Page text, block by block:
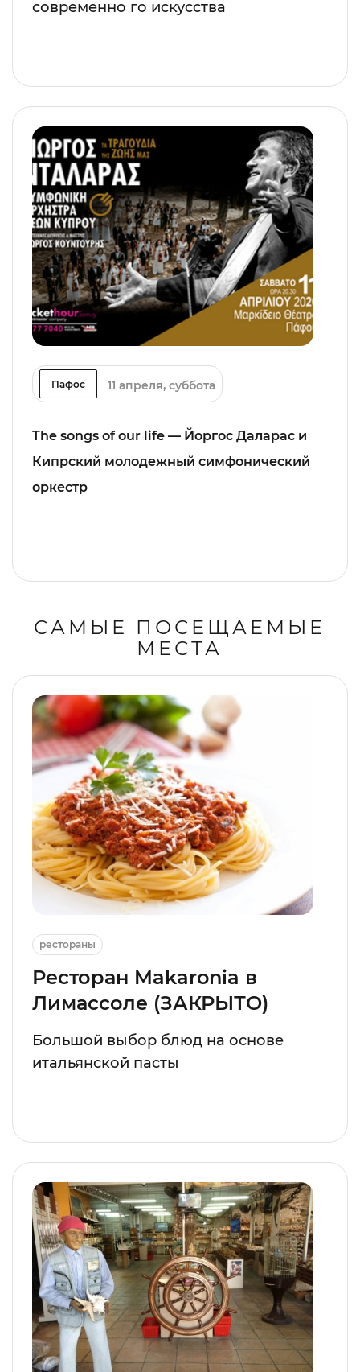
современно го искусства
Пафос 11 апреля, суббота
The songs of our life — Йоргос Даларас и
Кипрский молодежный симфонический
оркестр
САМЫЕ ПОСЕЩАЕМЫЕ
МЕСТА
рестораны
Ресторан Makaronia в
Лимассоле (ЗАКРЫТО)
Большой выбор блюд на основе
итальянской пасты